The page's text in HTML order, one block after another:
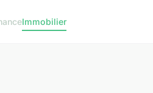
Immobilier